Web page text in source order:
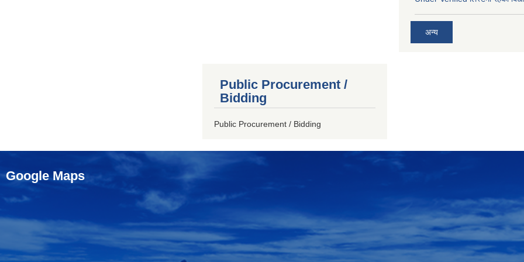
अन्य
Public Procurement /
Bidding
Public Procurement / Bidding
Google Maps